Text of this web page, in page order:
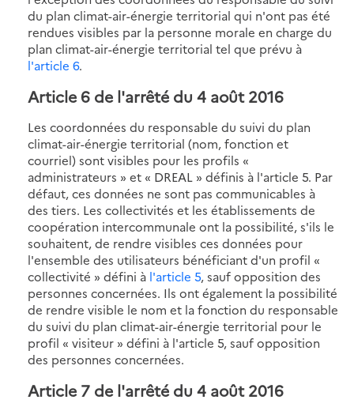
du plan climat-air-énergie territorial qui n'ont pas été
rendues visibles par la personne morale en charge du
plan climat-air-énergie territorial tel que prévu à
l'article 6.
Article 6 de l'arrêté du 4 août 2016
Les coordonnées du responsable du suivi du plan
climat-air-énergie territorial (nom, fonction et
courriel) sont visibles pour les profils «
administrateurs » et « DREAL » définis à l'article 5. Par
défaut, ces données ne sont pas communicables à
des tiers. Les collectivités et les établissements de
coopération intercommunale ont la possibilité, s'ils le
souhaitent, de rendre visibles ces données pour
l'ensemble des utilisateurs bénéficiant d'un profil «
collectivité » défini à l'article 5, sauf opposition des
personnes concernées. Ils ont également la possibilité
de rendre visible le nom et la fonction du responsable
du suivi du plan climat-air-énergie territorial pour le
profil « visiteur » défini à l'article 5, sauf opposition
des personnes concernées.
Article 7 de l'arrêté du 4 août 2016